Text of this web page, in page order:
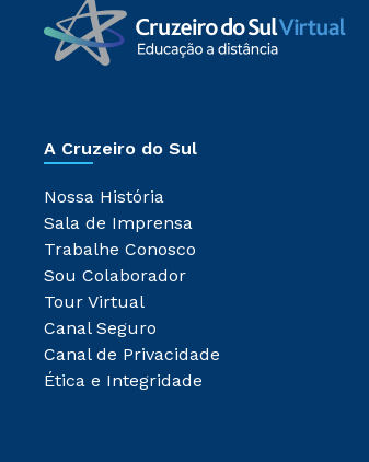
A Cruzeiro do Sul
Nossa História
Sala de Imprensa
Trabalhe Conosco
Sou Colaborador
Tour Virtual
Canal Seguro
Canal de Privacidade
Ética e Integridade